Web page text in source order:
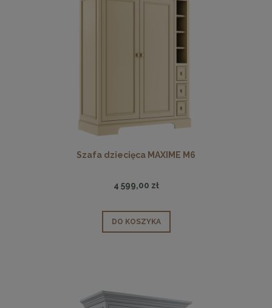
Szafa dziecięca MAXIME M6
4 599,00 zł
DO KOSZYKA